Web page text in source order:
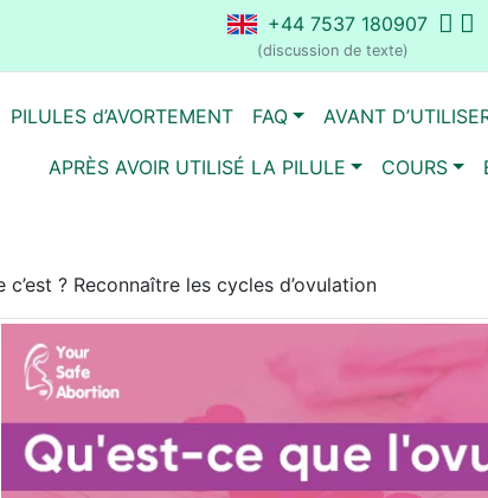
+44 7537 180907
(discussion de texte)
PILULES d’AVORTEMENT FAQ AVANT
APRÈS AVOIR UTILISÉ LA PILULE COURS
c’est ? Reconnaître les cycles d’ovulation